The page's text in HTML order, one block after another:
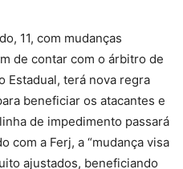
11, com mudanças
de contar com o árbitro de
Estadual, terá nova regra
beneficiar os atacantes e
de impedimento passará
com a Ferj, a “mudança visa
ajustados, beneficiando